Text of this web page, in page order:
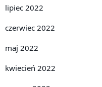
lipiec 2022
czerwiec 2022
maj 2022
kwiecień 2022